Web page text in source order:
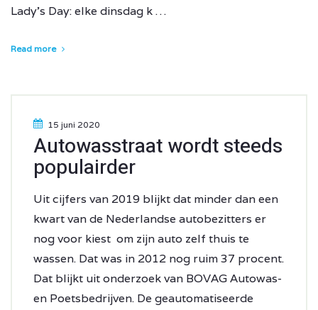
Lady’s Day: elke dinsdag k …
Read more
15 juni 2020
Autowasstraat wordt steeds
populairder
Uit cijfers van 2019 blijkt dat minder dan een
kwart van de Nederlandse autobezitters er
nog voor kiest om zijn auto zelf thuis te
wassen. Dat was in 2012 nog ruim 37 procent.
Dat blijkt uit onderzoek van BOVAG Autowas-
en Poetsbedrijven. De geautomatiseerde